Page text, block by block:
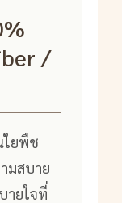
/
ใยพืช
มสบาย
ายใจที่